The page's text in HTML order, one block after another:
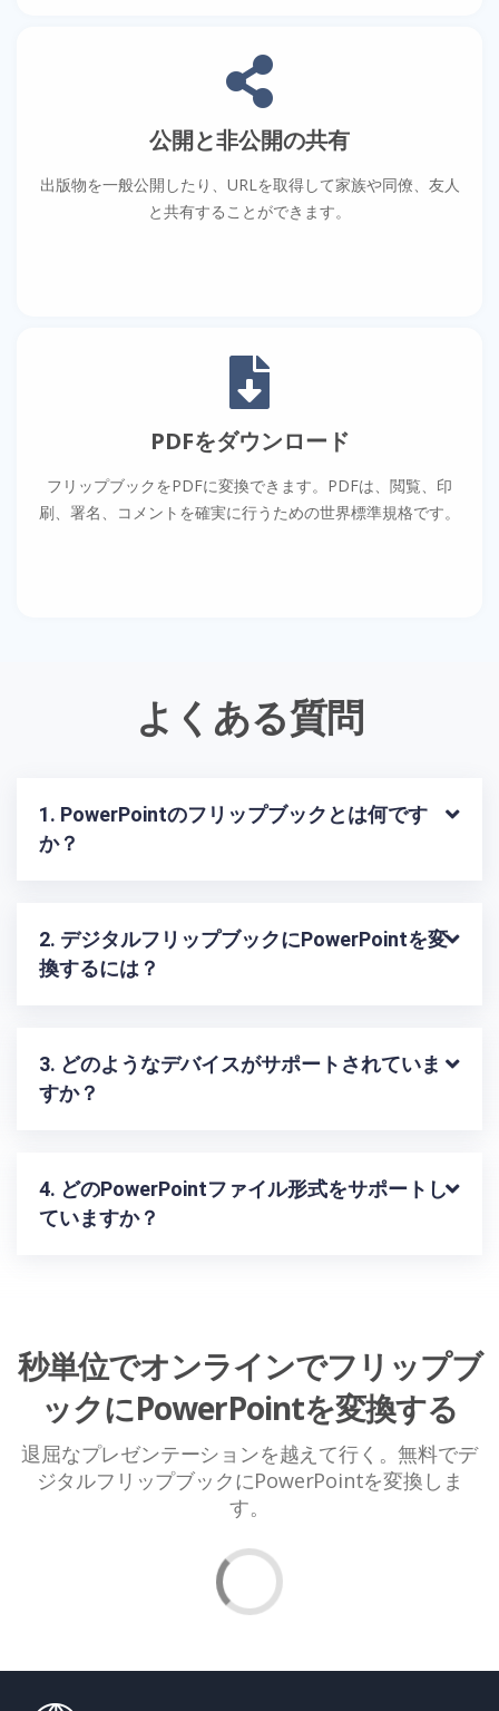
公開と非公開の共有
出版物を一般公開したり、URLを取得して家族や同僚、友人
と共有することができます。
PDFをダウンロード
フリップブックをPDFに変換できます。PDFは、閲覧、印
刷、署名、コメントを確実に行うための世界標準規格です。
よくある質問
1. PowerPointのフリップブックとは何です
か？
2. デジタルフリップブックにPowerPointを変
換するには？
3. どのようなデバイスがサポートされていま
すか？
4. どのPowerPointファイル形式をサポートし
ていますか？
秒単位でオンラインでフリップブ
ックにPowerPointを変換する
退屈なプレゼンテーションを越えて行く。無料でデ
ジタルフリップブックにPowerPointを変換しま
す。